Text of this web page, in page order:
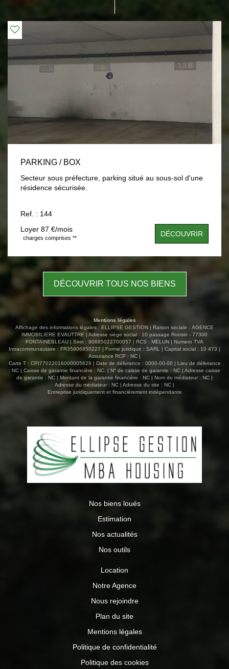
PARKING / BOX
Secteur sous préfecture, parking situé au sous-sol d'une
résidence sécurisée.
Ref. : 144
Loyer 87 €/mois
charges comprises ** DÉCOUVRIR
DÉCOUVRIR TOUS NOS BIENS
Mentions légales
Affichage des informations légales : ELLIPSE GESTION | Raison sociale : AGENCE
IMMOBILIERE EVAUTTRE | Adresse siège social : 10 passage Ronsin - 77300
FONTAINEBLEAU | Siret : 90685022700057 | RCS : MELUN | Numero TVA
Intracommunautaire : FR35906850227 | Forme juridique : SARL | Capital social : 10 473 |
Assurance RCP : NC |
Carte T : CPI77022016000005629 | Date de délivrance : 0000-00-00 | Lieu de délivrance
: NC | Caisse de garantie financière : NC. | N° de caisse de garantie : NC | Adresse caisse
de garantie : NC | Montant de la garantie financière : NC | Nom du médiateur : NC |
Adresse du médiateur : NC | Adresse du site : NC |
Entreprise juridiquement et financièrement indépendante
Nos biens loués
Estimation
Nos actualités
Nos outils
Location
Notre Agence
Nous rejoindre
Plan du site
Mentions légales
Politique de confidentialité
Politique des cookies